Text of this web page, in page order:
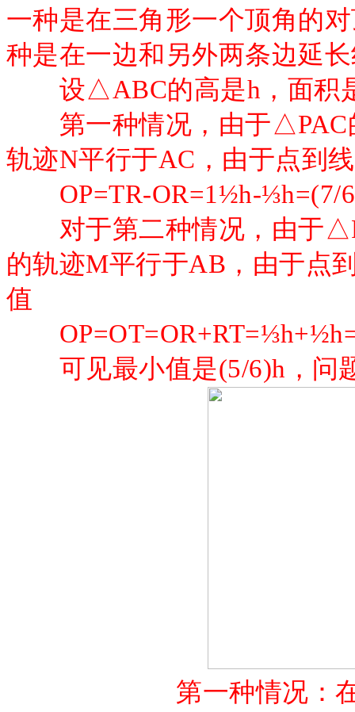
一种是在三角形一个顶角的
种是在一边和另外两条边延
设△ABC的高是h，面积
第一种情况，由于△PAC
轨迹N平行于AC，由于点到
OP=TR-OR=1½h-⅓h=(7/
对于第二种情况，由于
的轨迹M平行于AB，由于点
值
可见最小值是(5/6)h，问
第一种情况：